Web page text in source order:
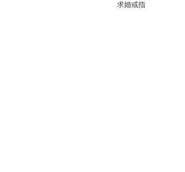
求婚戒指